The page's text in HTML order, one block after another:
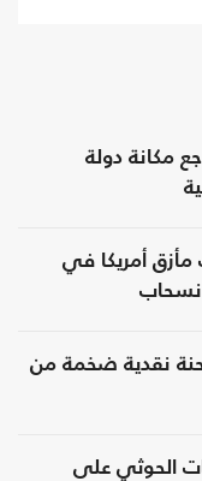
مكانة دولة
مأزق أمريكا في
نقدية ضخمة من
الحوثي على